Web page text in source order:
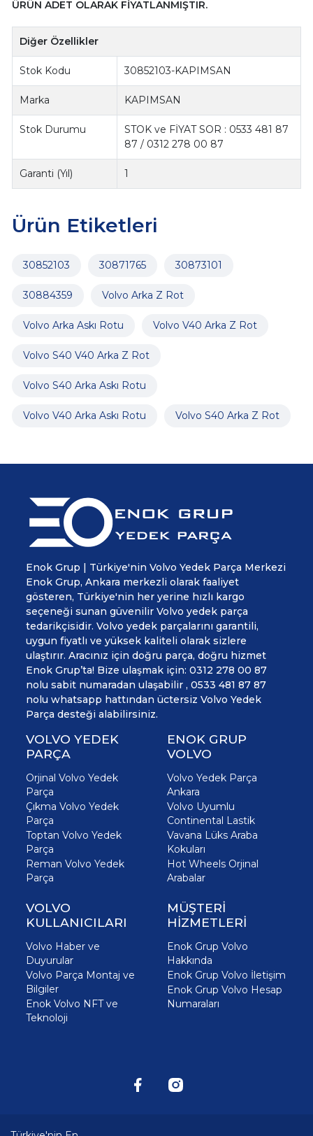
ÜRÜN ADET OLARAK FİYATLANMIŞTIR.
Diğer Özellikler
Stok Kodu 30852103-KAPIMSAN
Marka KAPIMSAN
Stok Durumu
STOK ve FİYAT SOR : 0533 481 87
87 / 0312 278 00 87
Garanti (Yıl) 1
Ürün Etiketleri
30852103 30871765 30873101
30884359 Volvo Arka Z Rot
Volvo Arka Askı Rotu Volvo V40 Arka Z Rot
Volvo S40 V40 Arka Z Rot
Volvo S40 Arka Askı Rotu
Volvo V40 Arka Askı Rotu Volvo S40 Arka Z Rot
Enok Grup | Türkiye'nin Volvo Yedek Parça Merkezi
Enok Grup, Ankara merkezli olarak faaliyet
gösteren, Türkiye'nin her yerine hızlı kargo
seçeneği sunan güvenilir Volvo yedek parça
tedarikçisidir. Volvo yedek parçalarını garantili,
uygun fiyatlı ve yüksek kaliteli olarak sizlere
ulaştırır. Aracınız için doğru parça, doğru hizmet
Enok Grup’ta! Bize ulaşmak için: 0312 278 00 87
nolu sabit numaradan ulaşabilir , 0533 481 87 87
nolu whatsapp hattından üctersiz Volvo Yedek
Parça desteği alabilirsiniz.
VOLVO YEDEK
PARÇA
Orjinal Volvo Yedek
Parça
Çıkma Volvo Yedek
Parça
Toptan Volvo Yedek
Parça
Reman Volvo Yedek
Parça
ENOK GRUP
VOLVO
Volvo Yedek Parça
Ankara
Volvo Uyumlu
Continental Lastik
Vavana Lüks Araba
Kokuları
Hot Wheels Orjinal
Arabalar
VOLVO
KULLANICILARI
Volvo Haber ve
Duyurular
Volvo Parça Montaj ve
Bilgiler
Enok Volvo NFT ve
Teknoloji
MÜŞTERİ
HİZMETLERİ
Enok Grup Volvo
Hakkında
Enok Grup Volvo İletişim
Enok Grup Volvo Hesap
Numaraları